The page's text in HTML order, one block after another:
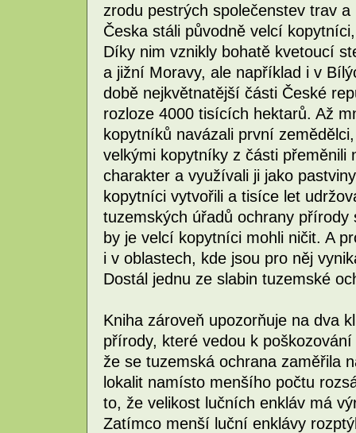
zrodu pestrých společenstev trav
Česka stáli původně velcí
Díky nim vznikly bohatě kvetoucí
a jižní Moravy, ale například i v
době nejkvětnatější části České
rozloze 4000 tisících hektarů. Až
kopytníků navázali první
velkými kopytníky z části přeměnili
charakter a využívali ji jako
kopytníci vytvořili a tisíce let
tuzemských úřadů ochrany
by je velcí kopytníci mohli ničit. A
i v oblastech, kde jsou pro něj
Dostál jednu ze slabin tuzemské
Kniha zároveň upozorňuje na dva
přírody, které vedou k
že se tuzemská ochrana zaměřila
lokalit namísto menšího počtu
to, že velikost lučních enkláv má
Zatímco menší luční enklávy